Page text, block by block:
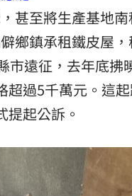
甚至將生產基地南
鄉鎮承租鐵皮屋
市遠征，去年底拂
過5千萬元。這起
起公訴。